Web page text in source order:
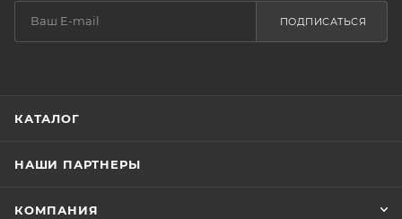
ПОДПИСАТЬСЯ
КАТАЛОГ
НАШИ ПАРТНЕРЫ
КОМПАНИЯ